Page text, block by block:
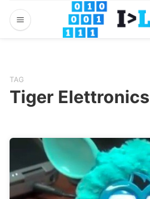
TAG
Tiger Elettronics